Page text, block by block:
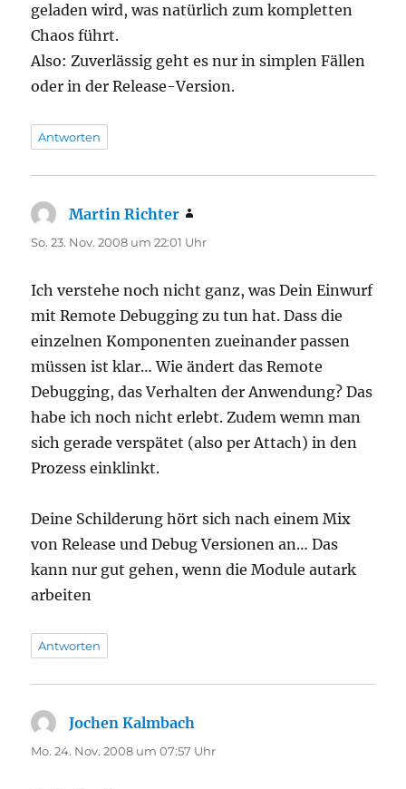
geladen wird, was natürlich zum kompletten
Chaos führt.
Also: Zuverlässig geht es nur in simplen Fällen
oder in der Release-Version.
Antworten
Martin Richter
So. 23. Nov. 2008 um 22:01 Uhr
Ich verstehe noch nicht ganz, was Dein Einwurf
mit Remote Debugging zu tun hat. Dass die
einzelnen Komponenten zueinander passen
müssen ist klar… Wie ändert das Remote
Debugging, das Verhalten der Anwendung? Das
habe ich noch nicht erlebt. Zudem wemn man
sich gerade verspätet (also per Attach) in den
Prozess einklinkt.
Deine Schilderung hört sich nach einem Mix
von Release und Debug Versionen an… Das
kann nur gut gehen, wenn die Module autark
arbeiten
Antworten
Jochen Kalmbach
Mo. 24. Nov. 2008 um 07:57 Uhr